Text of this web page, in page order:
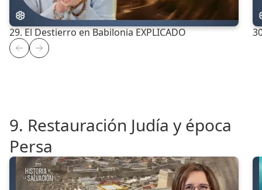
29. El Destierro en Babilonia EXPLICADO
9. Restauración Judía y época
Persa